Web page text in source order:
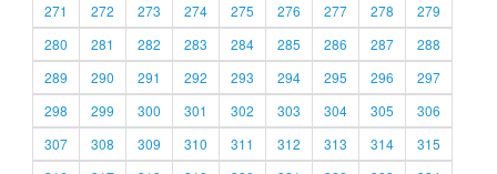
271
272 273 274 275 276 277 278
279
280
281 282 283 284 285 286 287
288
289
290 291 292 293 294 295 296
297
298
299 300 301 302 303 304 305
306
307
308 309 310 311 312 313 314
315